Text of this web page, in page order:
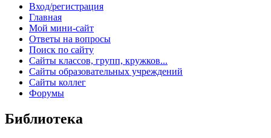
Вход/регистрация
Главная
Мой мини-сайт
Ответы на вопросы
Поиск по сайту
Сайты классов, групп, кружков...
Сайты образовательных учреждений
Сайты коллег
Форумы
Библиотека